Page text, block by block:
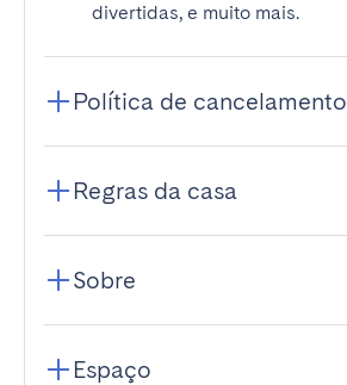
divertidas, e muito mais.
Política de cancelamento
Regras da casa
Sobre
Espaço